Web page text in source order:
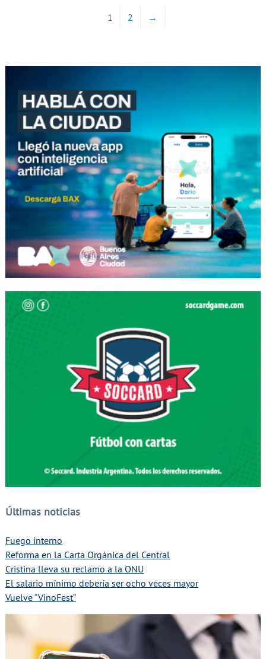
1 2 →
Últimas noticias
Fuego interno
Reforma en la Carta Orgánica del Central
Cristina lleva su reclamo a la ONU
El salario mínimo debería ser ocho veces mayor
Vuelve “VinoFest”